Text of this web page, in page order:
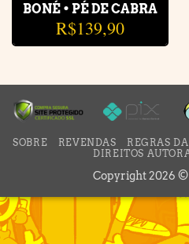
BONÉ • PÉ DE CABRA
R$139,90
SOBRE REVENDAS REGRAS
DIREITOS
Copyright 2026 ©